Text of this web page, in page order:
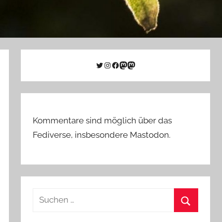
Twitter
Instagram
Facebook
Link zu Mastodon
Mastodon
Kommentare sind möglich über das
Fediverse, insbesondere Mastodon.
Suchen